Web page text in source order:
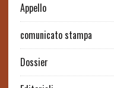
Appello
comunicato stampa
Dossier